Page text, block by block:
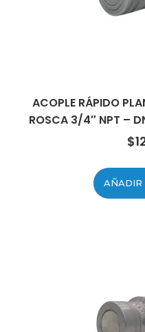
ACOPLE RÁPIDO
ROSCA 3/4″ NPT –
$
AÑADIR